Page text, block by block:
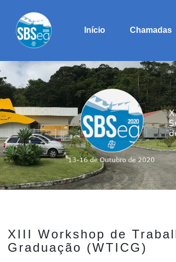
(current)Início Chamadas
XIII Workshop de
Graduação (WTICG)